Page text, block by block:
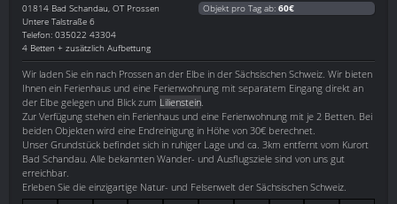
01814 Bad Schandau, OT Prossen
Untere Talstraße 6
Telefon: 035022 43304
4 Betten + zusätzlich Aufbettung
Objekt pro Tag ab: 60€
Wir laden Sie ein nach Prossen an der Elbe in der Sächsischen Schweiz. Wir bieten
Ihnen ein Ferienhaus und eine Ferienwohnung mit separatem Eingang direkt an
der Elbe gelegen und Blick zum Lilienstein
Zur Verfügung stehen ein Ferienhaus und eine Ferienwohnung mit je 2 Betten. Bei
beiden Objekten wird eine Endreinigung in Höhe von 30€ berechnet.
Unser Grundstück befindet sich in ruhiger Lage und ca. 3km entfernt vom Kurort
Bad Schandau. Alle bekannten Wander- und Ausflugsziele sind von uns gut
erreichbar.
Erleben Sie die einzigartige Natur- und Felsenwelt der Sächsischen Schweiz.